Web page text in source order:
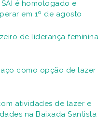
é homologado e
em 1º de agosto
de liderança feminina
como opção de lazer
atividades de lazer e
na Baixada Santista